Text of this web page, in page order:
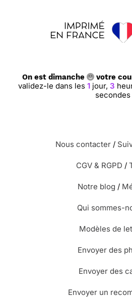
On est dimanche votre
validez-le dans les 1 jour, 3
secondes
Nous contacter /
CGV & RGPD /
Notre blog /
Qui sommes-
Modèles de
Envoyer des
Envoyer des
Envoyer un